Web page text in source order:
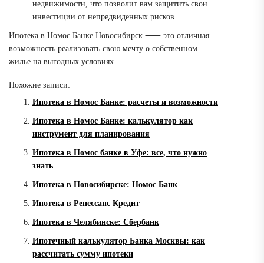
недвижимости, что позволит вам защитить свои
инвестиции от непредвиденных рисков.
Ипотека в Номос Банке Новосибирск ⸺ это отличная
возможность реализовать свою мечту о собственном
жилье на выгодных условиях.
Похожие записи:
Ипотека в Номос Банке: расчеты и возможности
Ипотека в Номос Банке: калькулятор как
инструмент для планирования
Ипотека в Номос банке в Уфе: все, что нужно
знать
Ипотека в Новосибирске: Номос Банк
Ипотека в Ренессанс Кредит
Ипотека в Челябинске: Сбербанк
Ипотечный калькулятор Банка Москвы: как
рассчитать сумму ипотеки